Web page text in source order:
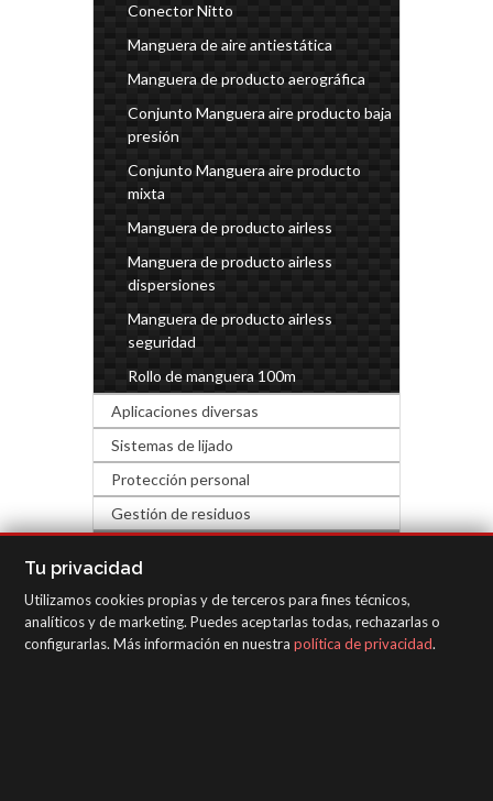
Conector Nitto
Manguera de aire antiestática
Manguera de producto aerográfica
Conjunto Manguera aire producto baja
presión
Conjunto Manguera aire producto
mixta
Manguera de producto airless
Manguera de producto airless
dispersiones
Manguera de producto airless
seguridad
Rollo de manguera 100m
Aplicaciones diversas
Sistemas de lijado
Protección personal
Gestión de residuos
EQUIPOS DE INSPECCIÓN
Tu privacidad
Utilizamos cookies propias y de terceros para fines técnicos,
analíticos y de marketing. Puedes aceptarlas todas, rechazarlas o
configurarlas. Más información en nuestra política de privacidad.